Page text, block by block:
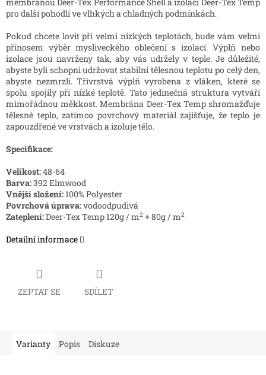
membránou Deer-Tex Performance Shell a izolací Deer-Tex Temp
pro další pohodlí ve vlhkých a chladných podmínkách.
Pokud chcete lovit při velmi nízkých teplotách, bude vám velmi
přínosem výběr mysliveckého oblečení s izolací. Výplň nebo
izolace jsou navrženy tak, aby vás udržely v teple. Je důležité,
abyste byli schopni udržovat stabilní tělesnou teplotu po celý den,
abyste nezmrzli. Třívrstvá výplň vyrobena z vláken, které se
spolu spojily při nízké teplotě. Tato jedinečná struktura vytváří
mimořádnou měkkost. Membrána Deer-Tex Temp shromažďuje
tělesné teplo, zatímco povrchový materiál zajišťuje, že teplo je
zapouzdřené ve vrstvách a izoluje tělo.
Specifikace:
Velikost:48-64
Barva:392 Elmwood
Vnější složení:100% Polyester
Povrchová úprava:vodoodpudivá
Zateplení:Deer-Tex Temp 120g / m2 + 80g / m2
Detailní informace
ZEPTAT SE SDÍLET
Varianty Popis Diskuze